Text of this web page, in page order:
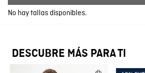
No hay tallas disponibles.
DESCUBRE MÁS PARA TI